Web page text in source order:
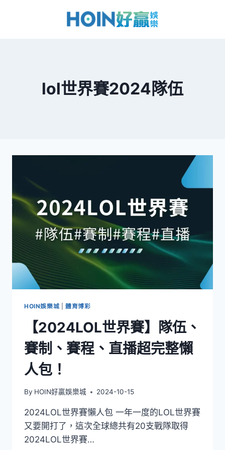
lol世界賽2024隊伍
HOIN娛樂城 體育博彩
【2024LOL世界賽】隊伍、
賽制、賽程、直播超完整懶
人包！
By HOIN好贏娛樂城 2024-10-15
2024LOL世界賽懶人包 一年一度的LOL世界賽
又要開打了，這次全球總共有20支戰隊取得
2024LOL世界賽…